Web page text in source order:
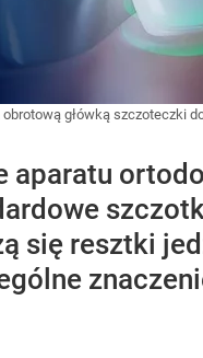
główką szczoteczki
aparatu
się resztki